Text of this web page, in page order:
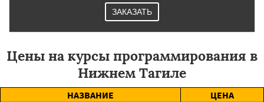
ЗАКАЗАТЬ
Цены на курсы программирования в
Нижнем Тагиле
НАЗВАНИЕ
ЦЕНА